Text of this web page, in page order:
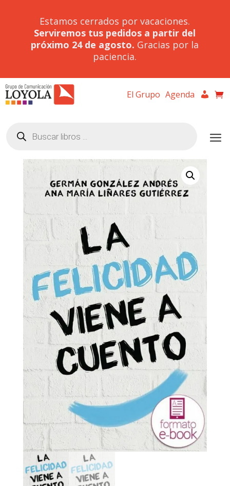
Estamos cerrados por vacaciones.
Serviremos tus pedidos a partir del
próximo 24 de agosto. Gracias por la
paciencia.
El Grupo Agenda
productos